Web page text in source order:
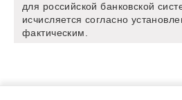
для российской банковской
исчисляется согласно
фактическим.